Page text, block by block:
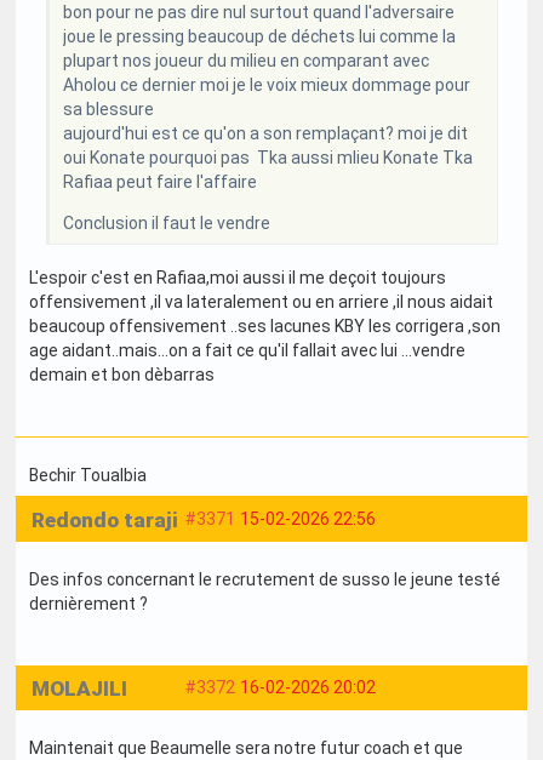
bon pour ne pas dire nul surtout quand l'adversaire
joue le pressing beaucoup de déchets lui comme la
plupart nos joueur du milieu en comparant avec
Aholou ce dernier moi je le voix mieux dommage pour
sa blessure
aujourd'hui est ce qu'on a son remplaçant? moi je dit
oui Konate pourquoi pas Tka aussi mlieu Konate Tka
Rafiaa peut faire l'affaire
Conclusion il faut le vendre
L'espoir c'est en Rafiaa,moi aussi il me deçoit toujours
offensivement ,il va lateralement ou en arriere ,il nous aidait
beaucoup offensivement ..ses lacunes KBY les corrigera ,son
age aidant..mais...on a fait ce qu'il fallait avec lui ...vendre
demain et bon dèbarras
Bechir Toualbia
#3371 15-02-2026 22:56
Redondo taraji
Des infos concernant le recrutement de susso le jeune testé
dernièrement ?
#3372 16-02-2026 20:02
MOLAJILI
Maintenait que Beaumelle sera notre futur coach et que